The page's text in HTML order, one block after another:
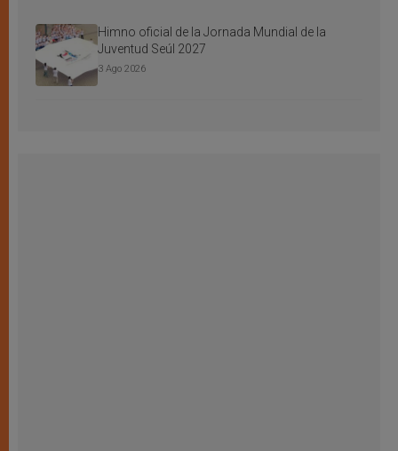
Himno oficial de la Jornada Mundial de la
Juventud Seúl 2027
3 Ago 2026